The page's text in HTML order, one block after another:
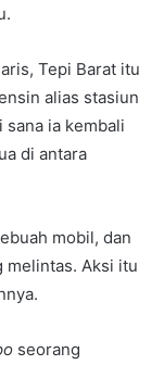
Tepi Barat itu
alias stasiun
sana ia kembali
di antara
mobil, dan
melintas. Aksi itu
seorang